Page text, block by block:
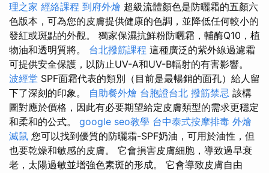
理之家 經絡課程 到府外燴 超級流體顏色是防曬霜的五顏六
色版本，可為您的皮膚提供健康的色調，並降低任何較小的
發紅或斑點的外觀。 獨家保濕抗鮮粉防曬霜，輔酶Q10，植
物油和透明質將。 台北撥筋課程 這種廣泛的紫外線過濾霜
可提供安全保護，以防止UV-A和UV-B輻射的有害影響。
波經堂 SPF面霜代表的類別（目前是最暢銷的面孔）給人留
下了深刻的印象。 自助餐外燴 台胞證台北 撥筋禁忌 該構
圖對應於價格，因此有必要期望給定皮膚類型的需求更穩定
和柔和的公式。 google seo教學 台中泰式按摩排毒 外燴
滅鼠 您可以找到優質的防曬霜-SPF奶油，可用於油性，但
也要乾燥和敏感的皮膚。 它會損害皮膚細胞，導致過早衰
老，太陽過敏並增強色素斑的形成。 它會導致皮膚自由